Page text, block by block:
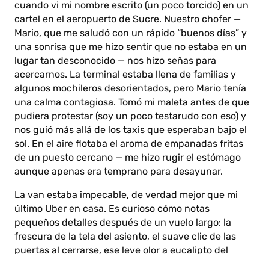
cuando vi mi nombre escrito (un poco torcido) en un
cartel en el aeropuerto de Sucre. Nuestro chofer —
Mario, que me saludó con un rápido “buenos días” y
una sonrisa que me hizo sentir que no estaba en un
lugar tan desconocido — nos hizo señas para
acercarnos. La terminal estaba llena de familias y
algunos mochileros desorientados, pero Mario tenía
una calma contagiosa. Tomó mi maleta antes de que
pudiera protestar (soy un poco testarudo con eso) y
nos guió más allá de los taxis que esperaban bajo el
sol. En el aire flotaba el aroma de empanadas fritas
de un puesto cercano — me hizo rugir el estómago
aunque apenas era temprano para desayunar.
La van estaba impecable, de verdad mejor que mi
último Uber en casa. Es curioso cómo notas
pequeños detalles después de un vuelo largo: la
frescura de la tela del asiento, el suave clic de las
puertas al cerrarse, ese leve olor a eucalipto del